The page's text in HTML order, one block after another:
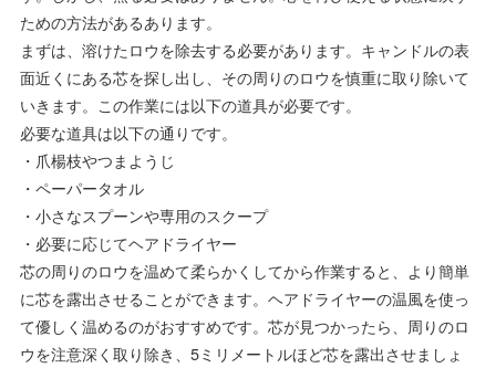
ための方法があるあります。
まずは、溶けたロウを除去する必要があります。キャンドルの表
面近くにある芯を探し出し、その周りのロウを慎重に取り除いて
いきます。この作業には以下の道具が必要です。
必要な道具は以下の通りです。
・爪楊枝やつまようじ
・ペーパータオル
・小さなスプーンや専用のスクープ
・必要に応じてヘアドライヤー
芯の周りのロウを温めて柔らかくしてから作業すると、より簡単
に芯を露出させることができます。ヘアドライヤーの温風を使っ
て優しく温めるのがおすすめです。芯が見つかったら、周りのロ
ウを注意深く取り除き、5ミリメートルほど芯を露出させましょ